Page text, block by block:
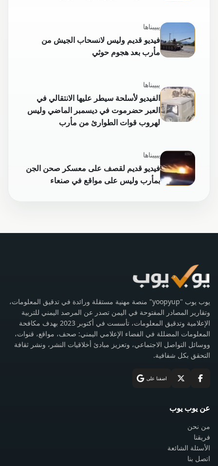
يبيبناها
فيديو قديم وليس لانسحاب الجيش من
مأرب بعد هجوم حوثي
يبيبناها
الفيديو لأسلحة سيطر عليها الانتقالي في
العبر حضرموت في ديسمبر الماضي وليس
لهروب قوات الطوارئ من مأرب
يبيبناها
فيديو قديم لقصف على معسكر صحن الجن
بمأرب وليس على مواقع في صنعاء
يوب يوب "yoopyup" منصة مهنية مستقلة ورائدة في تدقيق المعلومات،
وتقارير المصادر المفتوحة في اليمن تصدر عن المرصد اليمني للتربية
الإعلامية وتدقيق المعلومات، تأسست في أكتوبر 2023 بهدف مكافحة
المعلومات المضللة في الفضاء الإعلامي اليمني: صحف، مواقع، قنوات،
ووسائل التواصل الاجتماعي، وتعزيز مبادئ أخلاقيات النشر، ونشر ثقافة
التحقق بكل شفافية.
اضفنا على
عن يوب يوب
من نحن
فريقنا
الأسئلة الشائعة
اتصل بنا